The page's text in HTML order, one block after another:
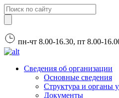
пн-чт 8.00-16.30, пт 8.00-
Сведения об организации
Основные сведения
Структура и органы
Документы